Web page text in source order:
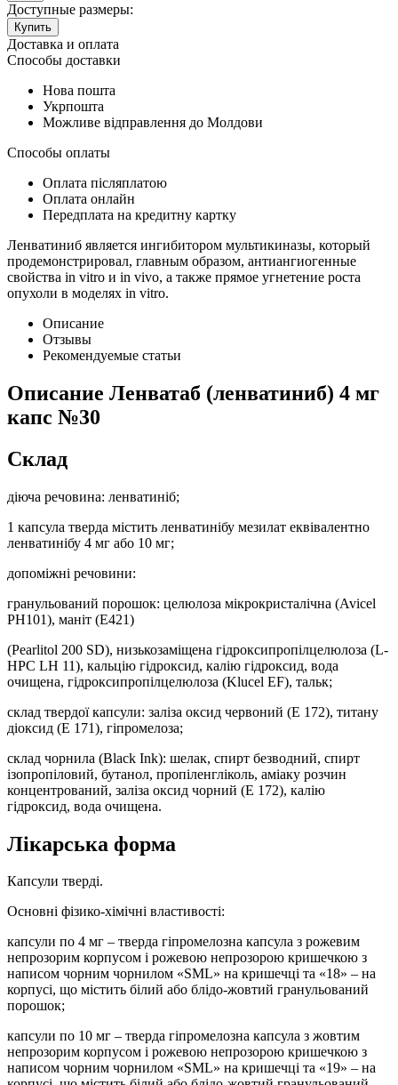
Доступные размеры:
Купить
Доставка и оплата
Способы доставки
Нова пошта
Укрпошта
Можливе відправлення до Молдови
Способы оплаты
Оплата післяплатою
Оплата онлайн
Передплата на кредитну картку
Ленватиниб является ингибитором мультикиназы, который
продемонстрировал, главным образом, антиангиогенные
свойства in vitro и in vivo, а также прямое угнетение роста
опухоли в моделях in vitro.
Описание
Отзывы
Рекомендуемые статьи
Описание Ленватаб (ленватиниб) 4 мг
капс №30
Склад
діюча речовина: ленватиніб;
1 капсула тверда містить ленватинібу мезилат еквівалентно
ленватинібу 4 мг або 10 мг;
допоміжні речовини:
гранульований порошок: целюлоза мікрокристалічна (Avicel
PH101), маніт (Е421)
(Pearlitol 200 SD), низькозаміщена гідроксипропілцелюлоза (L-
HPC LH 11), кальцію гідроксид, калію гідроксид, вода
очищена, гідроксипропілцелюлоза (Klucel EF), тальк;
склад твердої капсули: заліза оксид червоний (Е 172), титану
діоксид (E 171), гіпромелоза;
склад чорнила (Black Ink): шелак, спирт безводний, спирт
ізопропіловий, бутанол, пропіленгліколь, аміаку розчин
концентрований, заліза оксид чорний (Е 172), калію
гідроксид, вода очищена.
Лікарська форма
Капсули тверді.
Основні фізико-хімічні властивості:
капсули по 4 мг – тверда гіпромелозна капсула з рожевим
непрозорим корпусом і рожевою непрозорою кришечкою з
написом чорним чорнилом «SML» на кришечці та «18» – на
корпусі, що містить білий або блідо-жовтий гранульований
порошок;
капсули по 10 мг – тверда гіпромелозна капсула з жовтим
непрозорим корпусом і рожевою непрозорою кришечкою з
написом чорним чорнилом «SML» на кришечці та «19» – на